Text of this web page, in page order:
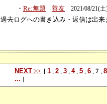
・ Re:無題 善友 2021/08/21(
過去ログへの書き込み・返信は出来
NEXT >> [ 1 , 2 , 3 , 4, 5 , 6 , 7 , 8
... ]